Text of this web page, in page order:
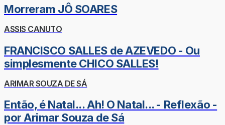
Morreram JÔ SOARES
ASSIS CANUTO
FRANCISCO SALLES de AZEVEDO - Ou
simplesmente CHICO SALLES!
ARIMAR SOUZA DE SÁ
Então, é Natal... Ah! O Natal... - Reflexão -
por Arimar Souza de Sá